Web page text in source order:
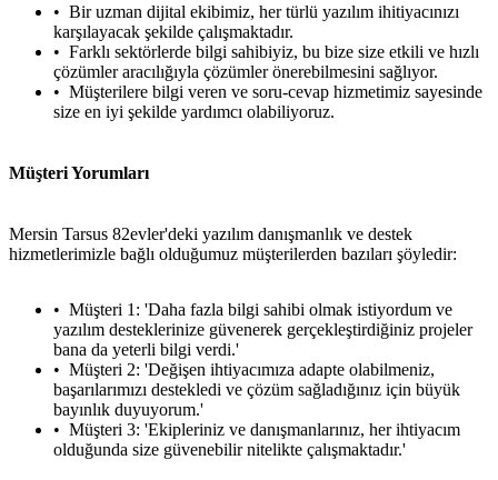
İletişim English
Bir uzman dijital ekibimiz, her türlü yazılım ihitiyacınızı
karşılayacak şekilde çalışmaktadır.
Farklı sektörlerde bilgi sahibiyiz, bu bize size etkili ve hızlı
çözümler aracılığıyla çözümler önerebilmesini sağlıyor.
Müşterilere bilgi veren ve soru-cevap hizmetimiz sayesinde
size en iyi şekilde yardımcı olabiliyoruz.
Müşteri Yorumları
Mersin Tarsus 82evler'deki yazılım danışmanlık ve destek
hizmetlerimizle bağlı olduğumuz müşterilerden bazıları şöyledir:
Müşteri 1: 'Daha fazla bilgi sahibi olmak istiyordum ve
yazılım desteklerinize güvenerek gerçekleştirdiğiniz projeler
bana da yeterli bilgi verdi.'
Müşteri 2: 'Değişen ihtiyacımıza adapte olabilmeniz,
başarılarımızı destekledi ve çözüm sağladığınız için büyük
bayınlık duyuyorum.'
Müşteri 3: 'Ekipleriniz ve danışmanlarınız, her ihtiyacım
olduğunda size güvenebilir nitelikte çalışmaktadır.'